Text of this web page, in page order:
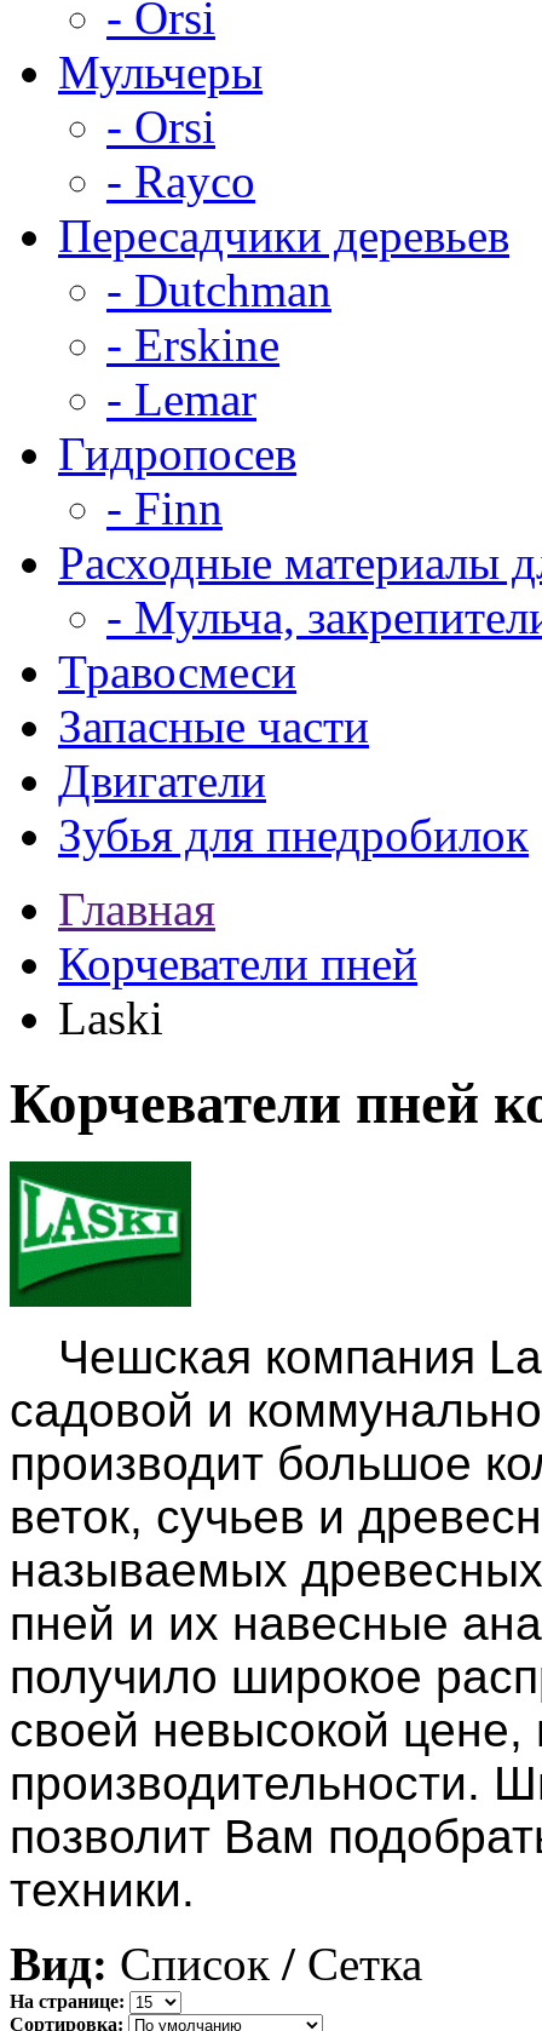
- Orsi
Мульчеры
- Orsi
- Rayco
Пересадчики деревьев
- Dutchman
- Erskine
- Lemar
Гидропосев
- Finn
Расходные материалы
- Мульча,
Травосмеси
Запасные части
Двигатели
Зубья для пнедробилок
Главная
Корчеватели пней
Laski
Корчеватели пней
Чешская компания
садовой и
производит большое
веток, сучьев и
называемых
пней и их навесные
получило широкое
своей невысокой
производительности.
позволит Вам
техники.
Вид: Список / Сетка
На странице:
Сортировка: